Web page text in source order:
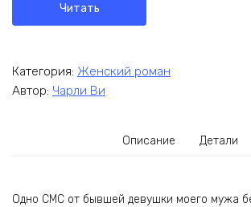
Читать
Категория: Женский роман
Автор: Чарли Ви
Описание Детали
Одно СМС от бывшей девушки моего мужа